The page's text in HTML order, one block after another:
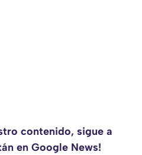
contenido, sigue a
en Google News!